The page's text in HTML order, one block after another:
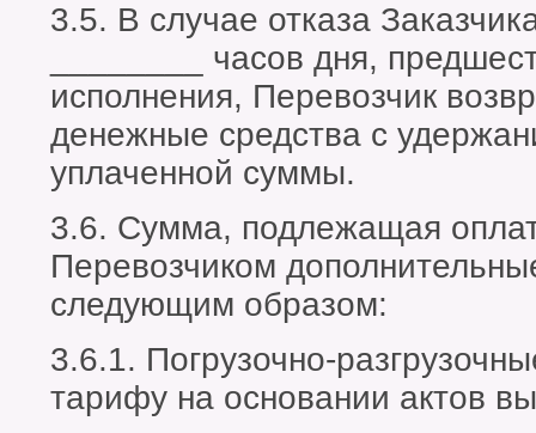
3.5. В случае отказа
________ часов дня,
исполнения, Перевозчик
денежные средства с
уплаченной суммы.
3.6. Сумма, подлежащая
Перевозчиком
следующим образом:
3.6.1. Погрузочно-
тарифу на основании актов